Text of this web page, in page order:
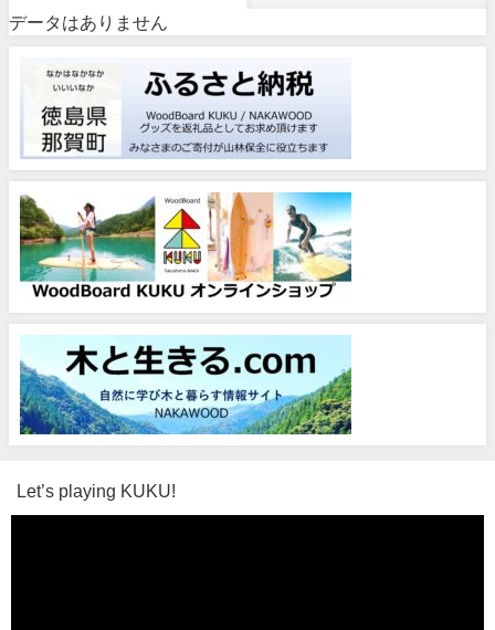
データはありません
Let’s playing KUKU!